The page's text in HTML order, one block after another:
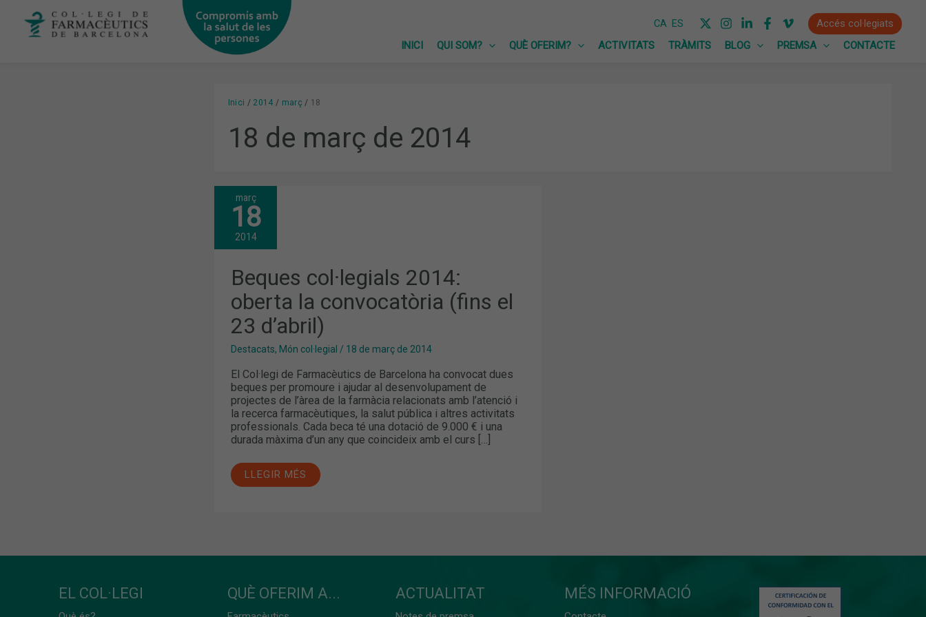
CA ES
Accés col·legiats
INICI
QUI SOM? QUÈ OFERIM? ACTIVITATS TRÀMITS BLOG PREMSA CONTACTE
Inici 2014 març 18
18 de març de 2014
març
18
2014
Beques col·legials 2014:
oberta la convocatòria (fins el
23 d’abril)
Destacats, Món col·legial / 18 de març de 2014
El Col·legi de Farmacèutics de Barcelona ha convocat dues
beques per promoure i ajudar al desenvolupament de
projectes de l’àrea de la farmàcia relacionats amb l’atenció i
la recerca farmacèutiques, la salut pública i altres activitats
professionals. Cada beca té una dotació de 9.000 € i una
durada màxima d’un any que coincideix amb el curs […]
BEQUES
COL·LEGIALS
2014:
OBERTA
LA
EL
23
D’ABRIL)
LLEGIR MÉS
EL COL·LEGI QUÈ OFERIM A... ACTUALITAT MÉS INFORMACIÓ